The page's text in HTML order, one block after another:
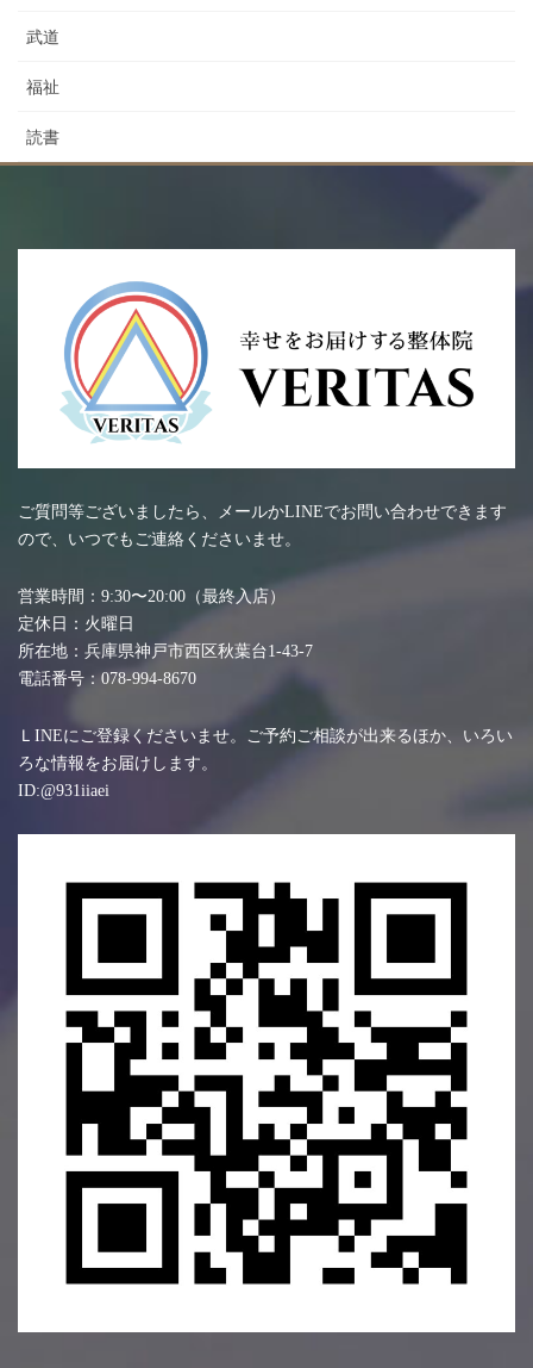
武道
福祉
読書
ご質問等ございましたら、メールかLINEでお問い合わせできます
ので、いつでもご連絡くださいませ。
営業時間：9:30〜20:00（最終入店）
定休日：火曜日
所在地：兵庫県神戸市西区秋葉台1-43-7
電話番号：078-994-8670
ＬINEにご登録くださいませ。ご予約ご相談が出来るほか、いろい
ろな情報をお届けします。
ID:@931iiaei